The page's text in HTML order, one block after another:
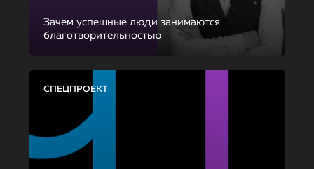
Зачем успешные люди занимаются
благотворительностью
СПЕЦПРОЕКТ